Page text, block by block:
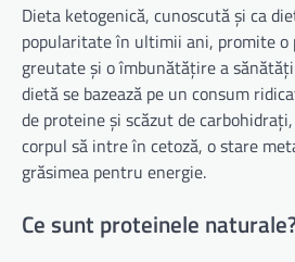
Dieta ketogenică, cunoscută și ca
popularitate în ultimii ani, promite o
greutate și o îmbunătățire a
dietă se bazează pe un consum
de proteine și scăzut de
corpul să intre în cetoză, o stare
grăsimea pentru energie.
Ce sunt proteinele